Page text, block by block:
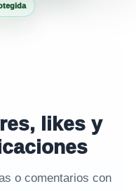
likes y
o comentarios con